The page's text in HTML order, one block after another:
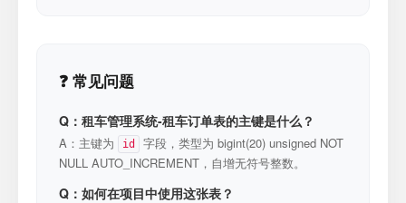
❓ 常见问题
Q：租车管理系统-租车订单表的主键是什么？
A：主键为 id
字段，类型为 bigint(20) unsigned NOT
NULL AUTO_INCREMENT，自增无符号整数。
Q：如何在项目中使用这张表？